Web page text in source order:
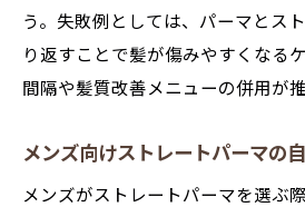
う。失敗例としては、パーマとス
り返すことで髪が傷みやすくなる
間隔や髪質改善メニューの併用が推
メンズ向けストレートパーマの
メンズがストレートパーマを選ぶ